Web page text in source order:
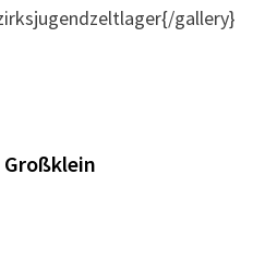
gallery}